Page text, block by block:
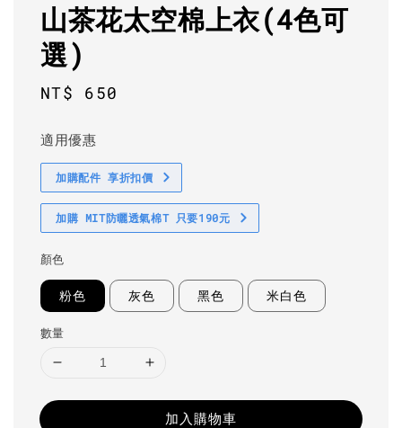
山茶花太空棉上衣(4色可
選)
Regular
NT$ 650
適用優惠
加購配件 享折扣價
加購 MIT防曬透氣棉T 只要190元
顏色
粉色 灰色 黑色 米白色
數量
加入購物車